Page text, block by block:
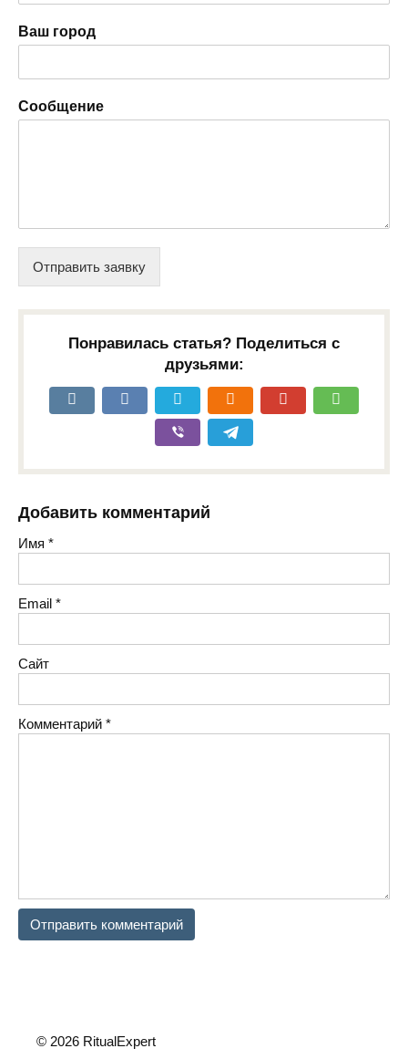
Ваш город
Сообщение
Отправить заявку
Понравилась статья? Поделиться с
друзьями:
Добавить комментарий
Имя *
Email *
Сайт
Комментарий *
© 2026 RitualExpert